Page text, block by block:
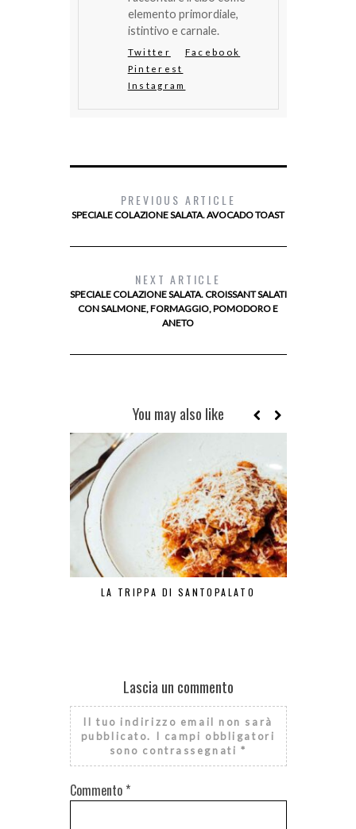
elemento primordiale,
istintivo e carnale.
Twitter
Facebook
Pinterest
Instagram
PREVIOUS ARTICLE
SPECIALE COLAZIONE SALATA. AVOCADO TOAST
NEXT ARTICLE
SPECIALE COLAZIONE SALATA. CROISSANT SALATI
CON SALMONE, FORMAGGIO, POMODORO E
ANETO
You may also like
LA TRIPPA DI SANTOPALATO
Lascia un commento
Il tuo indirizzo email non sarà
pubblicato.
I campi obbligatori
sono contrassegnati *
Commento *